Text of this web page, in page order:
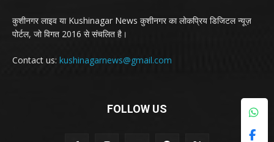
कुशीनगर लाइव या Kushinagar News कुशीनगर का लोकप्रिय डिजिटल न्यूज़
पोर्टल, जो विगत 2016 से संचलित है।
Contact us: kushinagarnews@gmail.com
FOLLOW US